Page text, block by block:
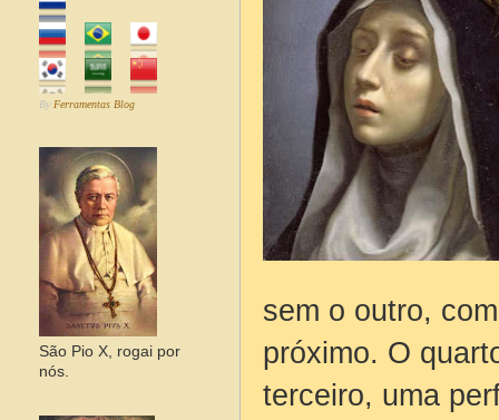
sem o outro,
próximo. O
terceiro, uma
By Ferramentas Blog
São Pio X, rogai por
nós.